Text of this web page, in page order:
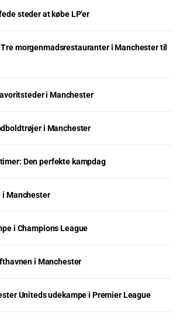
steder at købe LP’er
morgenmadsrestauranter i Manchester til
i Manchester
i Manchester
Den perfekte kampdag
i Manchester
i Champions League
i Manchester
Uniteds udekampe i Premier League